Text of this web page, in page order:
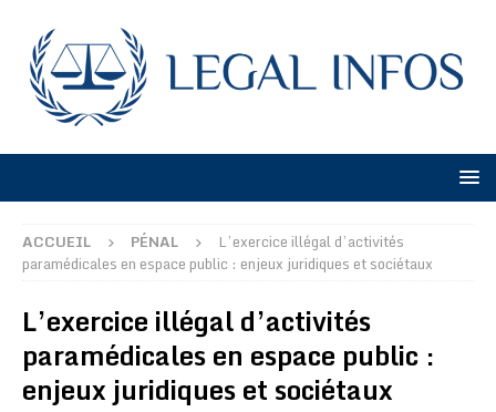
ACCUEIL PÉNAL
L’exercice illégal d’activités
paramédicales en espace public : enjeux juridiques et sociétaux
L’exercice illégal d’activités
paramédicales en espace public :
enjeux juridiques et sociétaux